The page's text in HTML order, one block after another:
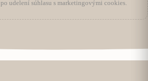
udelení súhlasu s marketingovými cookies.